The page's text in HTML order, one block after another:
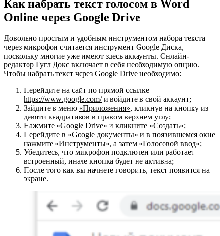
Как набрать текст голосом в Word
Online через Google Drive
Довольно простым и удобным инструментом набора текста
через микрофон считается инструмент Google Диска,
поскольку многие уже имеют здесь аккаунты. Онлайн-
редактор Гугл Докс включает в себя необходимую опцию.
Чтобы набрать текст через Google Drive необходимо:
Перейдите на сайт по прямой ссылке
https://www.google.com/и войдите в свой аккаунт;
Зайдите в меню «Приложения», кликнув на кнопку из
девяти квадратиков в правом верхнем углу;
Нажмите «Google Drive» и кликните «Создать»;
Перейдите в «Google документы» и в появившемся окне
нажмите «Инструменты», а затем «Голосовой ввод»;
Убедитесь, что микрофон подключен или работает
встроенный, иначе кнопка будет не активна;
После того как вы начнете говорить, текст появится на
экране.